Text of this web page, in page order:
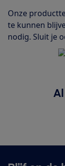
Onze
te kunnen
nodig. Sluit je